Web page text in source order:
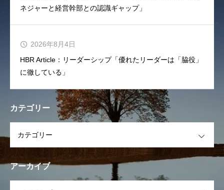
ネジャーと経営幹部との認識ギャップ」
HBR Article：リーダーシップ「優れたリーダーは「脇役」
に徹している」
2026年8月4日
カテゴリー
アーカイブ